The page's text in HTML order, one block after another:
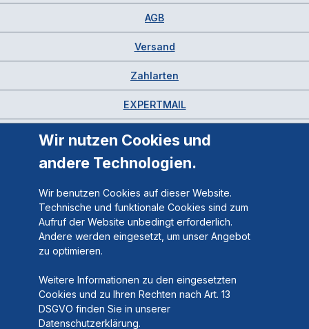
AGB
Versand
Zahlarten
EXPERTMAIL
Wir nutzen Cookies und
andere Technologien.
Wir benutzen Cookies auf dieser Website.
Technische und funktionale Cookies sind zum
Aufruf der Website unbedingt erforderlich.
Andere werden eingesetzt, um unser Angebot
zu optimieren.
Weitere Informationen zu den eingesetzten
Cookies und zu Ihren Rechten nach Art. 13
DSGVO finden Sie in unserer
Datenschutzerklärung.